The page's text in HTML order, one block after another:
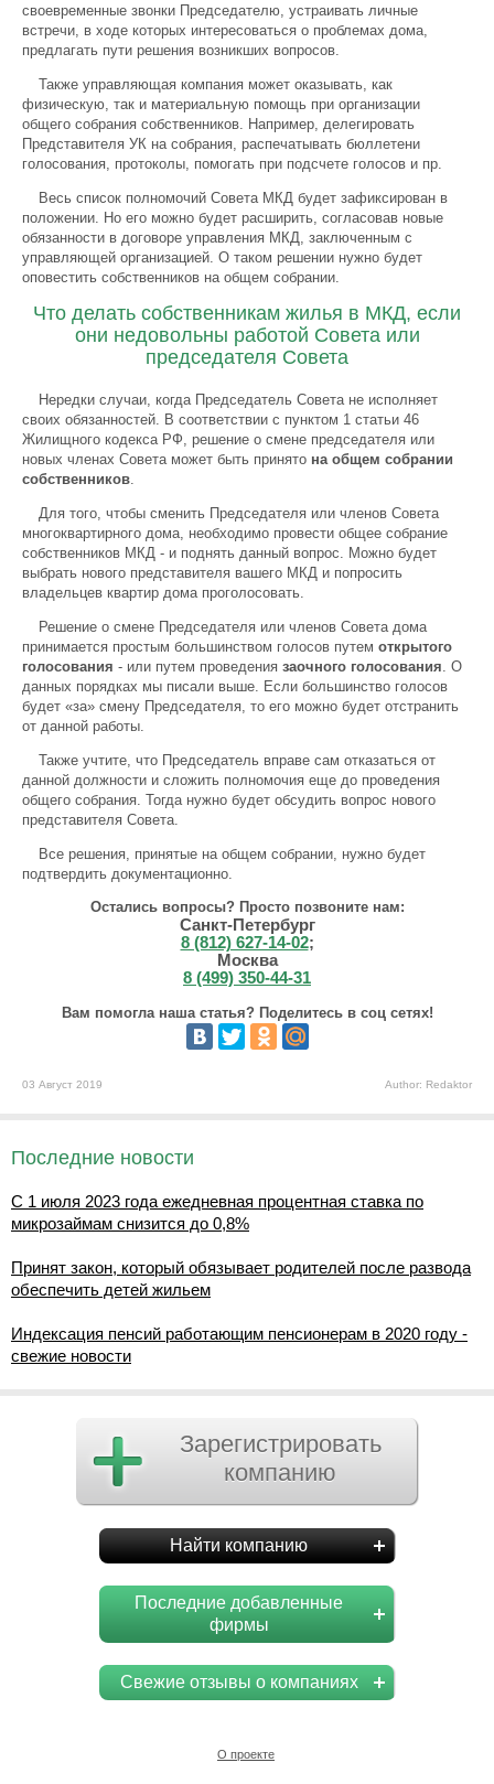
своевременные звонки Председателю, устраивать личные
встречи, в ходе которых интересоваться о проблемах дома,
предлагать пути решения возникших вопросов.
Также управляющая компания может оказывать, как
физическую, так и материальную помощь при организации
общего собрания собственников. Например, делегировать
Представителя УК на собрания, распечатывать бюллетени
голосования, протоколы, помогать при подсчете голосов и пр.
Весь список полномочий Совета МКД будет зафиксирован в
положении. Но его можно будет расширить, согласовав новые
обязанности в договоре управления МКД, заключенным с
управляющей организацией. О таком решении нужно будет
оповестить собственников на общем собрании.
Что делать собственникам жилья в МКД, если
они недовольны работой Совета или
председателя Совета
Нередки случаи, когда Председатель Совета не исполняет
своих обязанностей. В соответствии с пунктом 1 статьи 46
Жилищного кодекса РФ, решение о смене председателя или
новых членах Совета может быть принято на общем собрании
собственников.
Для того, чтобы сменить Председателя или членов Совета
многоквартирного дома, необходимо провести общее собрание
собственников МКД - и поднять данный вопрос. Можно будет
выбрать нового представителя вашего МКД и попросить
владельцев квартир дома проголосовать.
Решение о смене Председателя или членов Совета дома
принимается простым большинством голосов путем открытого
голосования - или путем проведения заочного голосования. О
данных порядках мы писали выше. Если большинство голосов
будет «за» смену Председателя, то его можно будет отстранить
от данной работы.
Также учтите, что Председатель вправе сам отказаться от
данной должности и сложить полномочия еще до проведения
общего собрания. Тогда нужно будет обсудить вопрос нового
представителя Совета.
Все решения, принятые на общем собрании, нужно будет
подтвердить документационно.
Остались вопросы? Просто позвоните нам:
Санкт-Петербург
8 (812) 627-14-02;
Москва
8 (499) 350-44-31
Вам помогла наша статья? Поделитесь в соц сетях!
03 Август 2019 Author: Redaktor
Последние новости
С 1 июля 2023 года ежедневная процентная ставка по
микрозаймам снизится до 0,8%
Принят закон, который обязывает родителей после развода
обеспечить детей жильем
Индексация пенсий работающим пенсионерам в 2020 году -
свежие новости
Зарегистрировать
компанию
Найти компанию
Последние добавленные
фирмы
Свежие отзывы о компаниях
О проекте